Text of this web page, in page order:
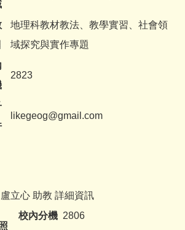
地理科教材教法、教學實習、社會領
域探究與實作專題
2823
likegeog@gmail.com
盧立心 助教 詳細資訊
校內分機 2806